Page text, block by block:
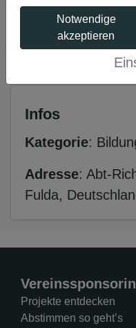
Notwendige
akzeptieren
Dieses Projekt ist
Infos
Kategorie:
Adresse: Abt-
Fulda,
Projekte entdecken
Abstimmen so geht’s